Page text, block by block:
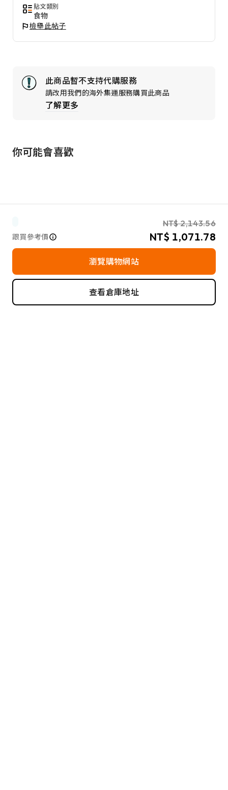
貼文類別
食物
檢舉此帖子
此商品暫不支持代購服務
請改用我們的海外集運服務購買此商品
了解更多
你可能會喜歡
NT$ 2,143.56
跟買參考價 NT$ 1,071.78
瀏覽購物網站
查看倉庫地址